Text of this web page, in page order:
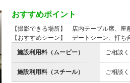
おすすめポイント
【撮影できる場所】 店内テーブル席、座
【おすすめシーン】 デートシーン、打ち
施設利用料（ムービー） ご相談
施設利用料（スチール） ご相談